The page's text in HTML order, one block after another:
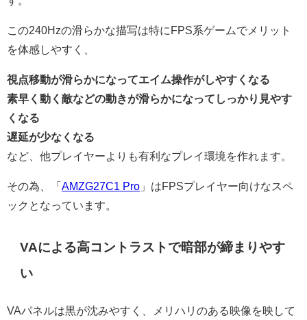
この240Hzの滑らかな描写は特にFPS系ゲームでメリット
を体感しやすく、
視点移動が滑らかになってエイム操作がしやすくなる
素早く動く敵などの動きが滑らかになってしっかり見やす
くなる
遅延が少なくなる
など、他プレイヤーよりも有利なプレイ環境を作れます。
その為、「 AMZG27C1 Pro 」はFPSプレイヤー向けなスペ
ックとなっています。
VAによる高コントラストで暗部が締まりやす
い
VAパネルは黒が沈みやすく、メリハリのある映像を映して